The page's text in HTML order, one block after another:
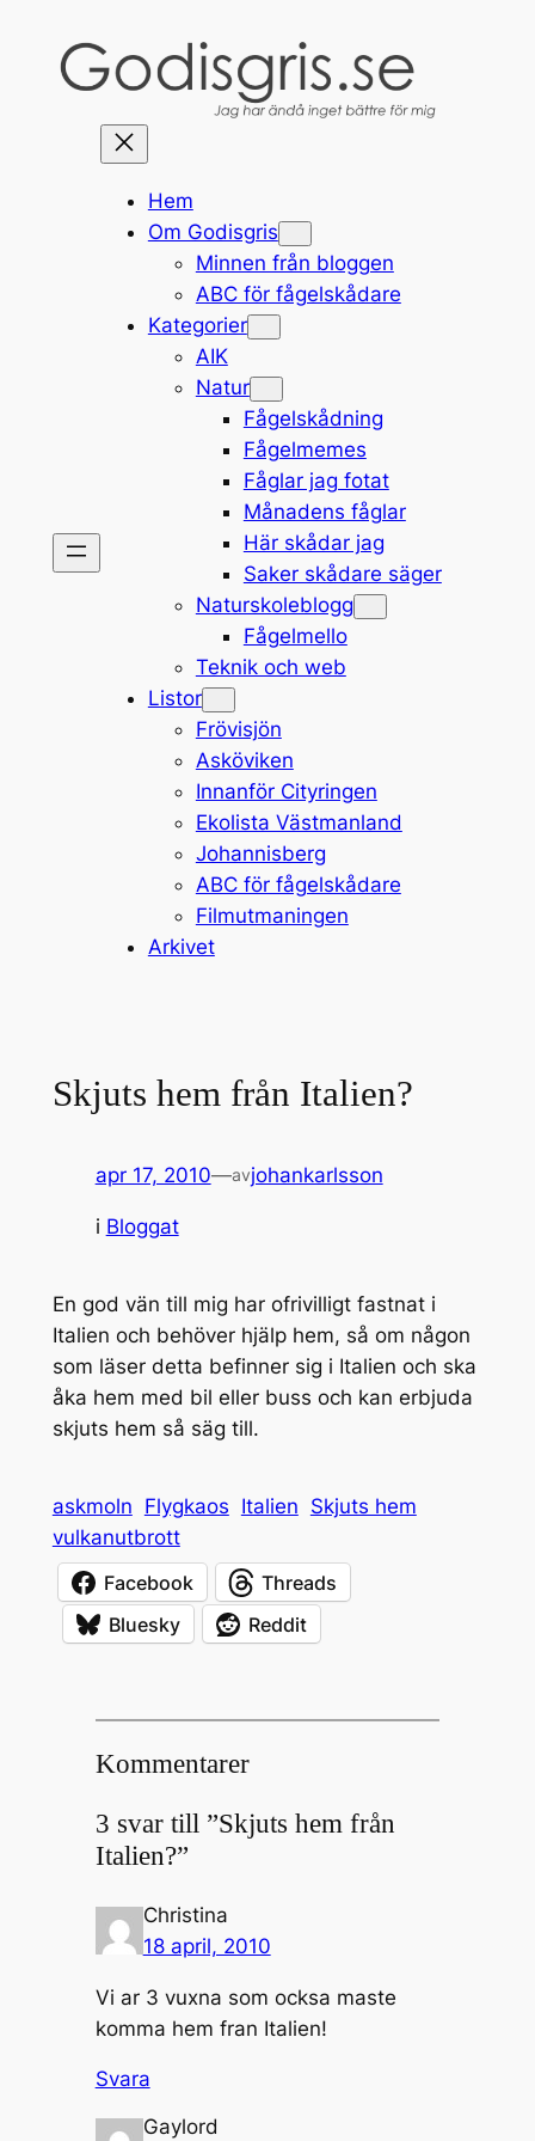
innehåll
Hem
Om Godisgris
Minnen från bloggen
ABC för fågelskådare
Kategorier
AIK
Natur
Fågelskådning
Fågelmemes
Fåglar jag fotat
Månadens fåglar
Här skådar jag
Saker skådare säger
Naturskoleblogg
Fågelmello
Teknik och web
Listor
Frövisjön
Asköviken
Innanför Cityringen
Ekolista Västmanland
Johannisberg
ABC för fågelskådare
Filmutmaningen
Arkivet
Skjuts hem från Italien?
apr 17, 2010—avjohankarlsson
i Bloggat
En god vän till mig har ofrivilligt fastnat i
Italien och behöver hjälp hem, så om någon
som läser detta befinner sig i Italien och ska
åka hem med bil eller buss och kan erbjuda
skjuts hem så säg till.
askmoln Flygkaos Italien Skjuts hem
vulkanutbrott
Facebook
Threads
Bluesky
Reddit
Kommentarer
3 svar till ”Skjuts hem från
Italien?”
Christina
18 april, 2010
Vi ar 3 vuxna som ocksa maste
komma hem fran Italien!
Svara
Gaylord